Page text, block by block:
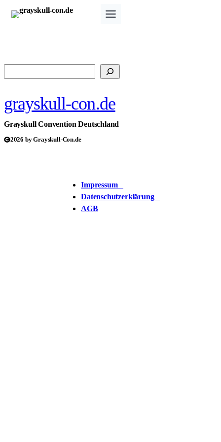
Zum
Inhalt
grayskull-con.de
Grayskull Convention Deutschland
2026 by Grayskull-Con.de
Impressum
Datenschutzerklärung
AGB